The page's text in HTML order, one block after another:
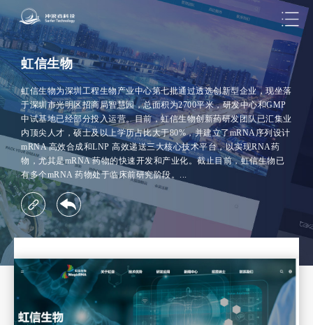
虹信生物
虹信生物为深圳工程生物产业中心第七批通过透选创新型企业，现坐落
于深圳市光明区招商局智慧园，总面积为2700平米，研发中心和GMP
中试基地已经部分投入运营。目前，虹信生物创新药研发团队已汇集业
内顶尖人才，硕士及以上学历占比大于80%，并建立了mRNA序列设计
mRNA 高效合成和LNP 高效递送三大核心技术平台，以实现RNA药
物，尤其是mRNA 药物的快速开发和产业化。截止目前，虹信生物已
有多个mRNA 药物处于临床前研究阶段。...